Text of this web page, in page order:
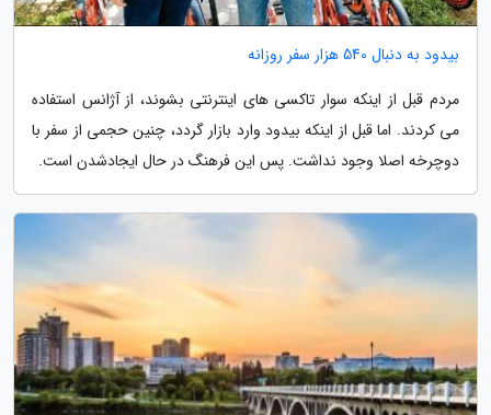
بیدود به دنبال 540 هزار سفر روزانه
مردم قبل از اینکه سوار تاکسی های اینترنتی بشوند، از آژانس استفاده
می کردند. اما قبل از اینکه بیدود وارد بازار گردد، چنین حجمی از سفر با
دوچرخه اصلا وجود نداشت. پس این فرهنگ در حال ایجادشدن است.